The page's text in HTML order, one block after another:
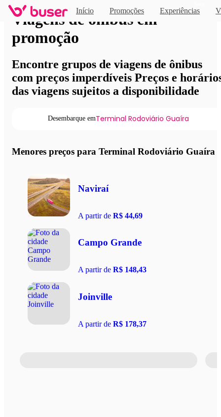
Início Promoções Experiências
Viagens de ônibus em
promoção
Encontre grupos de viagens de ônibus
com preços imperdíveis Preços e
das viagens sujeitos a disponibilidade
Desembarque emTerminal Rodoviário Guaíra
Menores preços para Terminal Rodoviário Guaíra
Naviraí
A partir de R$ 44,69
Campo Grande
A partir de R$ 148,43
Joinville
A partir de R$ 178,37